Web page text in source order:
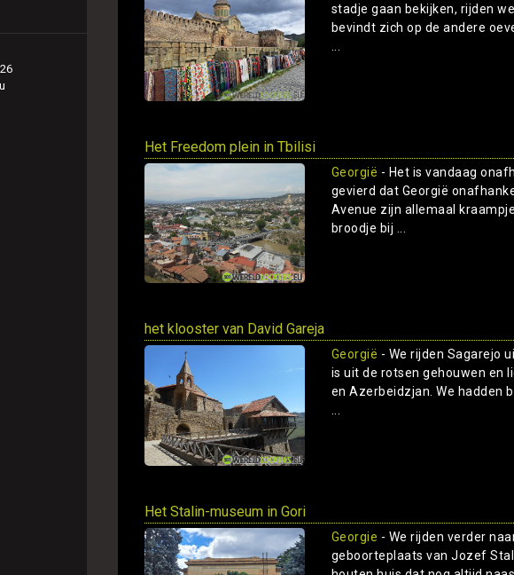
stadje gaan bekijken, rijden
bevindt zich op de andere
...
Het Freedom plein in Tbilisi
Georgië - Het is vandaag
gevierd dat Georgië
Avenue zijn allemaal
broodje bij ...
het klooster van David Gareja
Georgië - We rijden Sagarejo
is uit de rotsen gehouwen en
en Azerbeidzjan. We hadden
...
Het Stalin-museum in Gori
Georgie - We rijden verder
geboorteplaats van Jozef